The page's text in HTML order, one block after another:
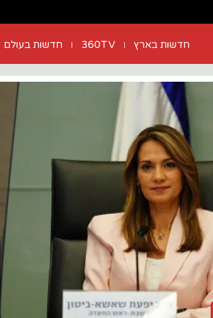
חדשות בארץ 360TV חדשות בעולם